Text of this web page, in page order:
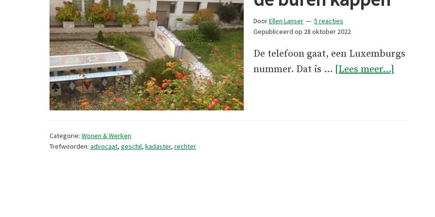
DoorEllen Lanser
5 reacties
Gepubliceerd op 28 oktober 2022
De telefoon gaat, een Luxemburgs
nummer. Dat is … [Lees meer...]
Categorie: Wonen & Werken
Trefwoorden: advocaat, geschil, kadaster, rechter